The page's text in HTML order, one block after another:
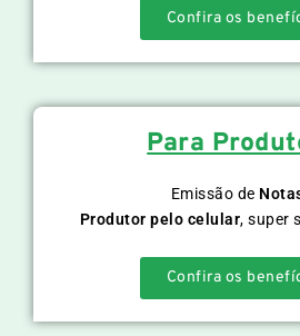
Confira os
Para
Emissão de
Produtor pelo celular, super
Confira os